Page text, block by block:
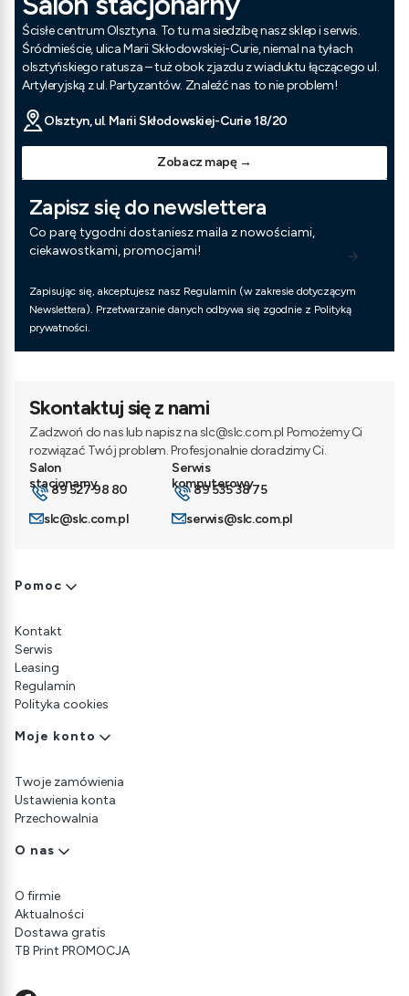
Ścisłe centrum Olsztyna. To tu ma siedzibę nasz sklep i serwis.
Śródmieście, ulica Marii Skłodowskiej-Curie, niemal na tyłach
olsztyńskiego ratusza – tuż obok zjazdu z wiaduktu łączącego ul.
Artyleryjską z ul. Partyzantów. Znaleźć nas to nie problem!
Olsztyn, ul. Marii Skłodowskiej-Curie 18/20
Zobacz mapę →
Zapisz się do newslettera
Co parę tygodni dostaniesz maila z nowościami,
ciekawostkami, promocjami!
Zapisując się, akceptujesz nasz Regulamin (w zakresie dotyczącym
Newslettera). Przetwarzanie danych odbywa się zgodnie z Polityką
prywatności.
Skontaktuj się z nami
Zadzwoń do nas lub napisz na slc@slc.com.pl Pomożemy Ci
rozwiązać Twój problem. Profesjonalnie doradzimy Ci.
89 527 98 80
89 535 38 75
slc@slc.com.pl
serwis@slc.com.pl
Linki w stopce
Pomoc
Kontakt
Serwis
Leasing
Regulamin
Polityka cookies
Moje konto
Twoje zamówienia
Ustawienia konta
Przechowalnia
O nas
O firmie
Aktualności
Dostawa gratis
TB Print PROMOCJA